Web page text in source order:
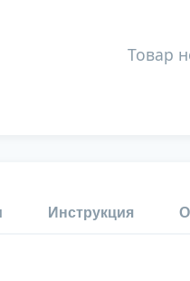
Товар
Инструкция